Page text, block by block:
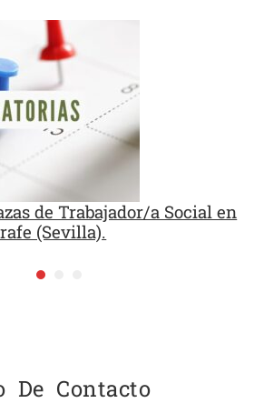
de Trabajador/a Social en
(Sevilla).
De Contacto